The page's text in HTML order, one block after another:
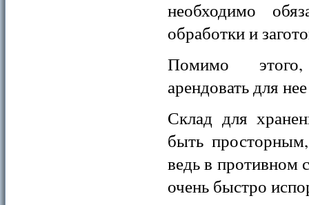
необходимо
обработки и
Помимо
арендовать для
Склад для
быть
ведь в противном
очень быстро